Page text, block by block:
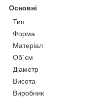
Основні
Тип
Форма
Матеріал
Об`єм
Діаметр
Висота
Виробник